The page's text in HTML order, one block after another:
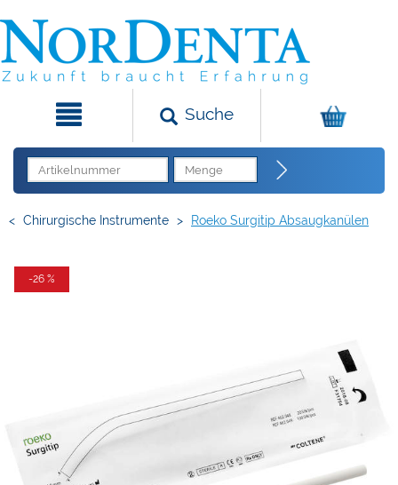
Suche
< Chirurgische Instrumente > Roeko Surgitip Absaugkanülen
-26 %